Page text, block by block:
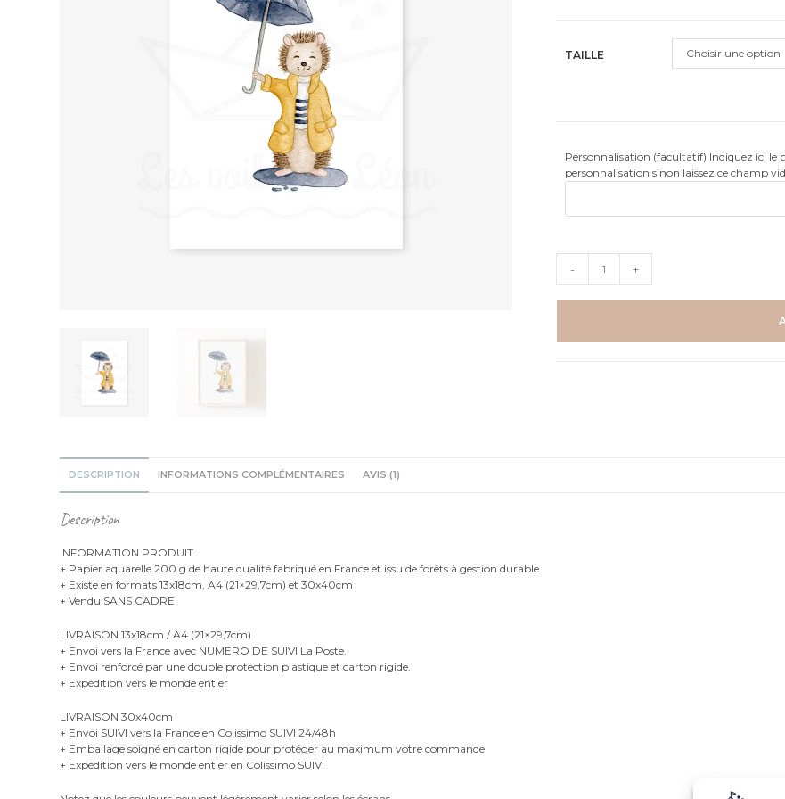
TAILLE Choisir une option
Personnalisation (facultatif) Indiquez ici le
personnalisation sinon laissez ce champ
Hérisson
- +
DESCRIPTION INFORMATIONS COMPLÉMENTAIRES AVIS (1)
Description
INFORMATION PRODUIT
+ Papier aquarelle 200 g de haute qualité fabriqué en France et issu de forêts à gestion durable
+ Existe en formats 13x18cm, A4 (21×29,7cm) et 30x40cm
+ Vendu SANS CADRE
LIVRAISON 13x18cm / A4 (21×29,7cm)
+ Envoi vers la France avec NUMERO DE SUIVI La Poste.
+ Envoi renforcé par une double protection plastique et carton rigide.
+ Expédition vers le monde entier
LIVRAISON 30x40cm
+ Envoi SUIVI vers la France en Colissimo SUIVI 24/48h
+ Emballage soigné en carton rigide pour protéger au maximum votre commande
+ Expédition vers le monde entier en Colissimo SUIVI